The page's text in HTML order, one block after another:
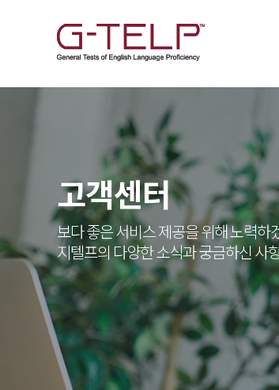
고객센터
보다 좋은 서비스 제공을 위해 노력하
지텔프의 다양한 소식과 궁금하신 사